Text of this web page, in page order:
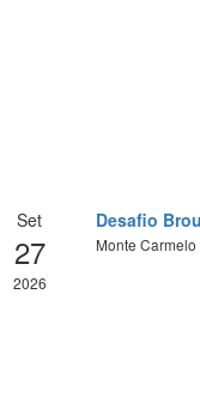
Set
27
2026
Desafio
Monte Carmelo